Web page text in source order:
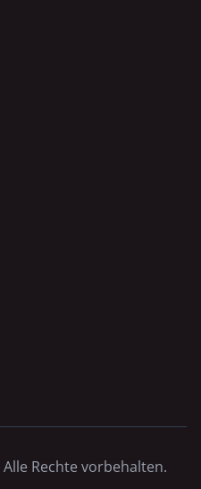
Rechte vorbehalten.